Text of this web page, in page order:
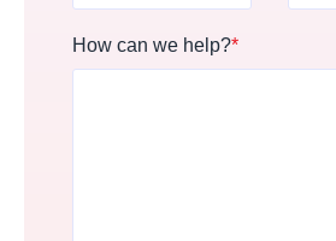
How can we help?*